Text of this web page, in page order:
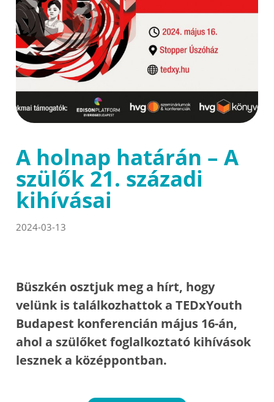
A holnap határán – A
szülők 21. századi
kihívásai
2024-03-13
Büszkén osztjuk meg a hírt, hogy
velünk is találkozhattok a TEDxYouth
Budapest konferencián május 16-án,
ahol a szülőket foglalkoztató kihívások
lesznek a középpontban.